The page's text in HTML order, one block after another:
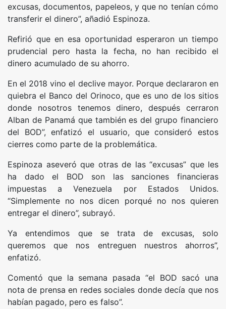
excusas, documentos, papeleos, y que no tenían cómo
transferir el dinero”, añadió Espinoza.
Refirió que en esa oportunidad esperaron un tiempo
prudencial pero hasta la fecha, no han recibido el
dinero acumulado de su ahorro.
En el 2018 vino el declive mayor. Porque declararon en
quiebra el Banco del Orinoco, que es uno de los sitios
donde nosotros tenemos dinero, después cerraron
Alban de Panamá que también es del grupo financiero
del BOD”, enfatizó el usuario, que consideró estos
cierres como parte de la problemática.
Espinoza aseveró que otras de las “excusas” que les
ha dado el BOD son las sanciones financieras
impuestas a Venezuela por Estados Unidos.
“Simplemente no nos dicen porqué no nos quieren
entregar el dinero”, subrayó.
Ya entendimos que se trata de excusas, solo
queremos que nos entreguen nuestros ahorros”,
enfatizó.
Comentó que la semana pasada “el BOD sacó una
nota de prensa en redes sociales donde decía que nos
habían pagado, pero es falso”.